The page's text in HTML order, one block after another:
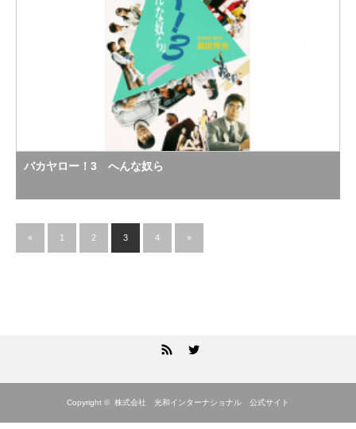
バカヤロー！3 へんな奴ら
« 1 2 3 4 »
Copyright © 株式会社 光和インターナショナル 公式サイト